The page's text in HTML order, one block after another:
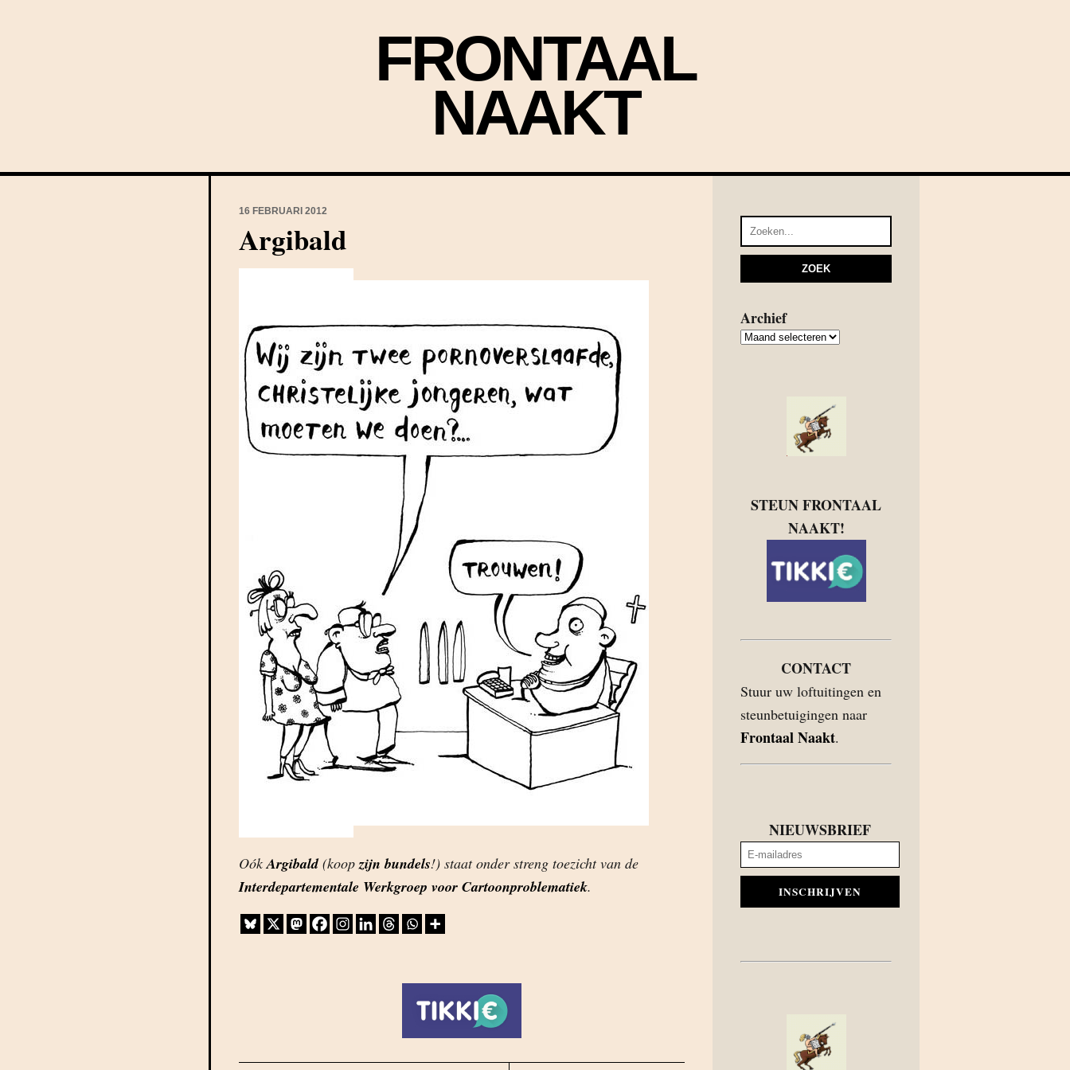
FRONTAAL
NAAKT
16 FEBRUARI 2012
Argibald
OókArgibald(koopzijn bundels!) staat onder streng toezicht van de
Interdepartementale Werkgroep voor Cartoonproblematiek.
Archief
Archief
STEUN FRONTAAL
NAAKT!
CONTACT
Stuur uw loftuitingen en
steunbetuigingen naar
Frontaal Naakt.
NIEUWSBRIEF
INSCHRIJVEN